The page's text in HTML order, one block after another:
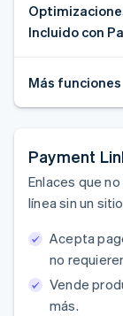
Incluido con
Más funciones
Payment
Enlaces que
línea sin un
Acepta
no
Vende
más.